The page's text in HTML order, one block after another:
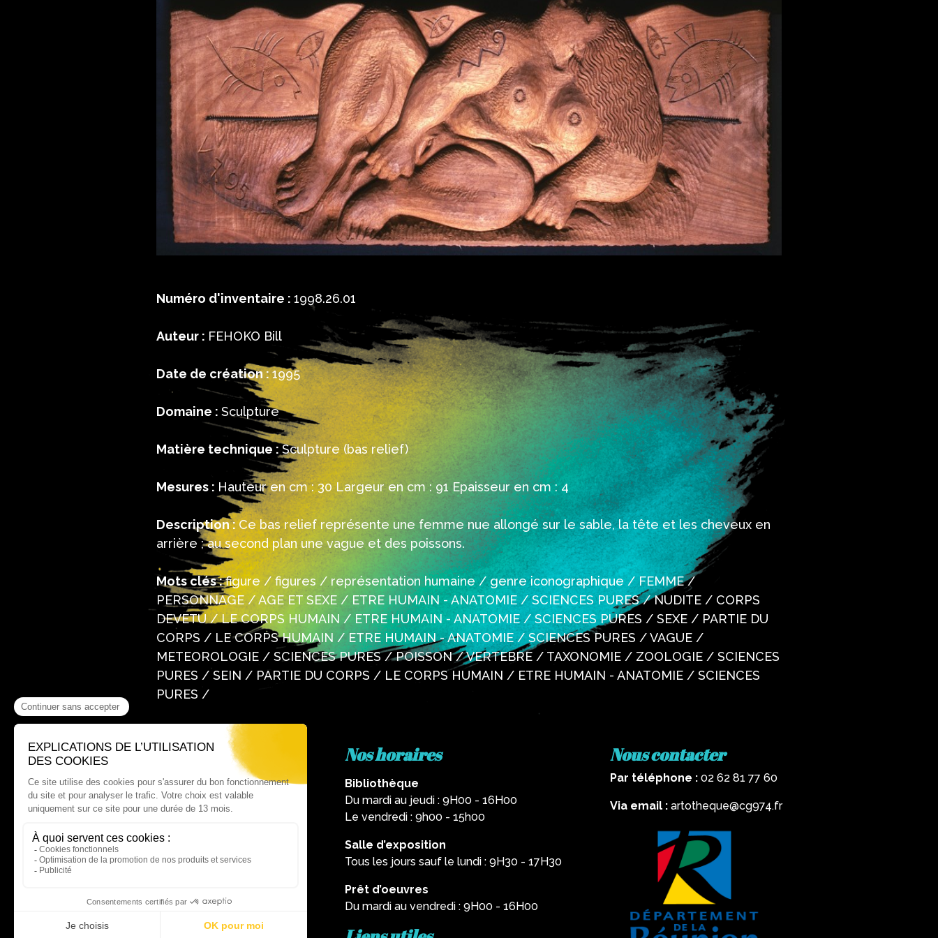
Numéro d'inventaire : 1998.26.01
Auteur : FEHOKO Bill
Date de création :1995
Domaine : Sculpture
Matière technique : Sculpture (bas relief)
Mesures : Hauteur en cm : 30 Largeur en cm : 91 Epaisseur en cm : 4
Description :Ce bas relief représente une femme nue allongé sur le sable, la tête et les cheveux en
arrière ; au second plan une vague et des poissons.
Mots clés :figure / figures / représentation humaine / genre iconographique / FEMME /
PERSONNAGE / AGE ET SEXE / ETRE HUMAIN - ANATOMIE / SCIENCES PURES / NUDITE / CORPS
DEVETU / LE CORPS HUMAIN / ETRE HUMAIN - ANATOMIE / SCIENCES PURES / SEXE / PARTIE DU
CORPS / LE CORPS HUMAIN / ETRE HUMAIN - ANATOMIE / SCIENCES PURES / VAGUE /
METEOROLOGIE / SCIENCES PURES / POISSON / VERTEBRE / TAXONOMIE / ZOOLOGIE / SCIENCES
PURES / SEIN / PARTIE DU CORPS / LE CORPS HUMAIN / ETRE HUMAIN - ANATOMIE / SCIENCES
PURES /
Où nous trouver ?
60 rue Victor Le Vigoureux,
97410 Saint Pierre
Nos horaires
Bibliothèque
Du mardi au jeudi : 9H00 - 16H00
Le vendredi : 9h00 - 15h00
Salle d’exposition
Tous les jours sauf le lundi : 9H30 - 17H30
Prêt d’oeuvres
Du mardi au vendredi : 9H00 - 16H00
Nous contacter
Par téléphone : 02 62 81 77 60
Via email : artotheque@cg974.fr